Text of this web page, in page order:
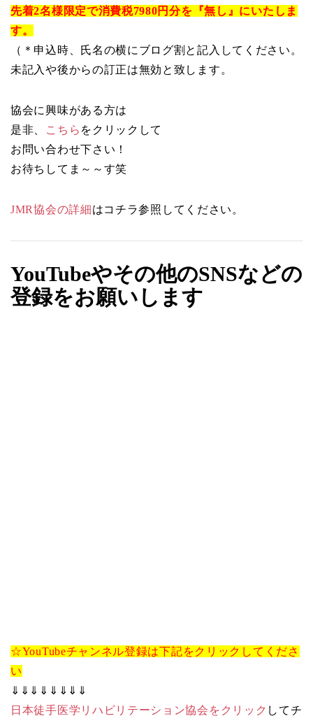
先着2名様限定で消費税7980円分を『無し』にいたしま
す。
（＊申込時、氏名の横にブログ割と記入してください。
未記入や後からの訂正は無効と致します。
協会に興味がある方は
是非、
こちら をクリックして
お問い合わせ下さい！
お待ちしてま～～す笑
JMR協会の詳細はコチラ参照してください。
YouTubeやその他のSNSなどの
登録をお願いします
☆YouTubeチャンネル登録は下記をクリックしてくださ
い
⇓⇓⇓⇓⇓⇓⇓⇓
日本徒手医学リハビリテーション協会をクリック してチ